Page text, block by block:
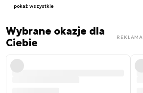
pokaż wszystkie
Wybrane okazje dla
Ciebie
REKLAMA